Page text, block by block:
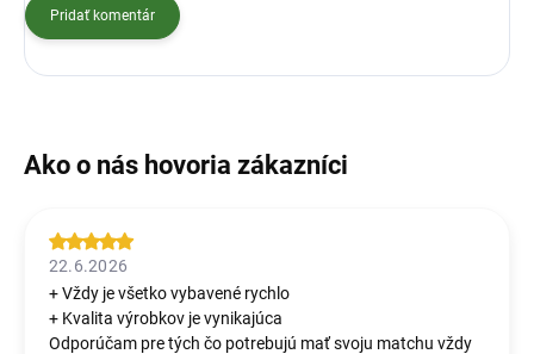
Pridať komentár
22.6.2026
+ Vždy je všetko vybavené rychlo
+ Kvalita výrobkov je vynikajúca
Odporúčam pre tých čo potrebujú mať svoju matchu vždy